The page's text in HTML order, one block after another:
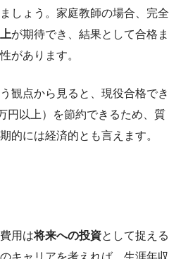
しょう。家庭教師の場合、完全
が期待でき、結果として合格ま
があります。
観点から見ると、現役合格でき
円以上）を節約できるため、質
的には経済的とも言えます。
用は将来への投資として捉える
キャリアを考えれば、生涯年収